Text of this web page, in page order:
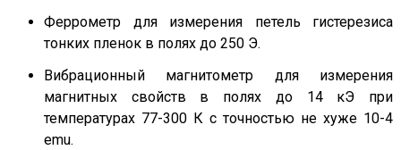
Феррометр для измерения петель гистерезиса
тонких пленок в полях до 250 Э.
Вибрационный магнитометр для измерения
магнитных свойств в полях до 14 кЭ при
температурах 77-300 К с точностью не хуже 10-4
emu.